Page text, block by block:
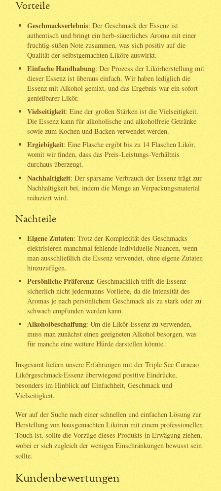
Vorteile
Geschmackserlebnis: Der Geschmack der Essenz ist
authentisch und bringt ein herb-säuerliches Aroma mit einer
fruchtig-süßen Note zusammen, was sich positiv auf die
Qualität der selbstgemachten Liköre auswirkt.
Einfache Handhabung: Der Prozess der Likörherstellung mit
dieser Essenz ist überaus einfach. Wir haben lediglich die
Essenz mit Alkohol gemixt, und das Ergebnis war ein sofort
genießbarer Likör.
Vielseitigkeit: Eine der großen Stärken ist die Vielseitigkeit.
Die Essenz kann für alkoholische und alkoholfreie Getränke
sowie zum Kochen und Backen verwendet werden.
Ergiebigkeit: Eine Flasche ergibt bis zu 14 Flaschen Likör,
womit wir finden, dass das Preis-Leistungs-Verhältnis
durchaus überzeugt.
Nachhaltigkeit: Der sparsame Verbrauch der Essenz trägt zur
Nachhaltigkeit bei, indem die Menge an Verpackungsmaterial
reduziert wird.
Nachteile
Eigene Zutaten: Trotz der Komplexität des Geschmacks
elektrisieren manchmal fehlende individuelle Nuancen, wenn
man ausschließlich die Essenz verwendet, ohne eigene Zutaten
hinzuzufügen.
Persönliche Präferenz: Geschmacklich trifft die Essenz
sicherlich nicht jedermanns Vorliebe, da die Intensität des
Aromas je nach persönlichem Geschmack als zu stark oder zu
schwach empfunden werden kann.
Alkoholbeschaffung: Um die Likör-Essenz zu verwenden,
muss man zunächst einen geeigneten Alkohol besorgen, was
für manche eine weitere Hürde darstellen könnte.
Insgesamt liefern unsere Erfahrungen mit der Triple Sec Curacao
Likörgeschmack-Essenz überwiegend positive Eindrücke,
besonders im Hinblick auf Einfachheit, Geschmack und
Vielseitigkeit.
Wer auf der Suche nach einer schnellen und einfachen Lösung zur
Herstellung von hausgemachten Likören mit einem professionellen
Touch ist, sollte die Vorzüge dieses Produkts in Erwägung ziehen,
wobei er sich zugleich der wenigen Einschränkungen bewusst sein
sollte.
Kundenbewertungen